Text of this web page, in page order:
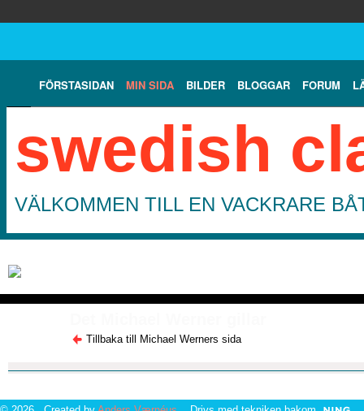
FÖRSTASIDAN MIN SIDA BILDER BLOGGAR FORUM
swedish
VÄLKOMMEN TILL EN VACKRARE
Tillbaka till Michael Werners sida